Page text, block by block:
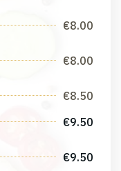
€8.00
€8.00
€8.50
€9.50
€9.50